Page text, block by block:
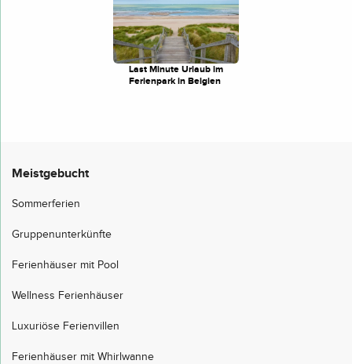
Last Minute Urlaub im
Ferienpark in Belgien
Meistgebucht
Sommerferien
Gruppenunterkünfte
Ferienhäuser mit Pool
Wellness Ferienhäuser
Luxuriöse Ferienvillen
Ferienhäuser mit Whirlwanne